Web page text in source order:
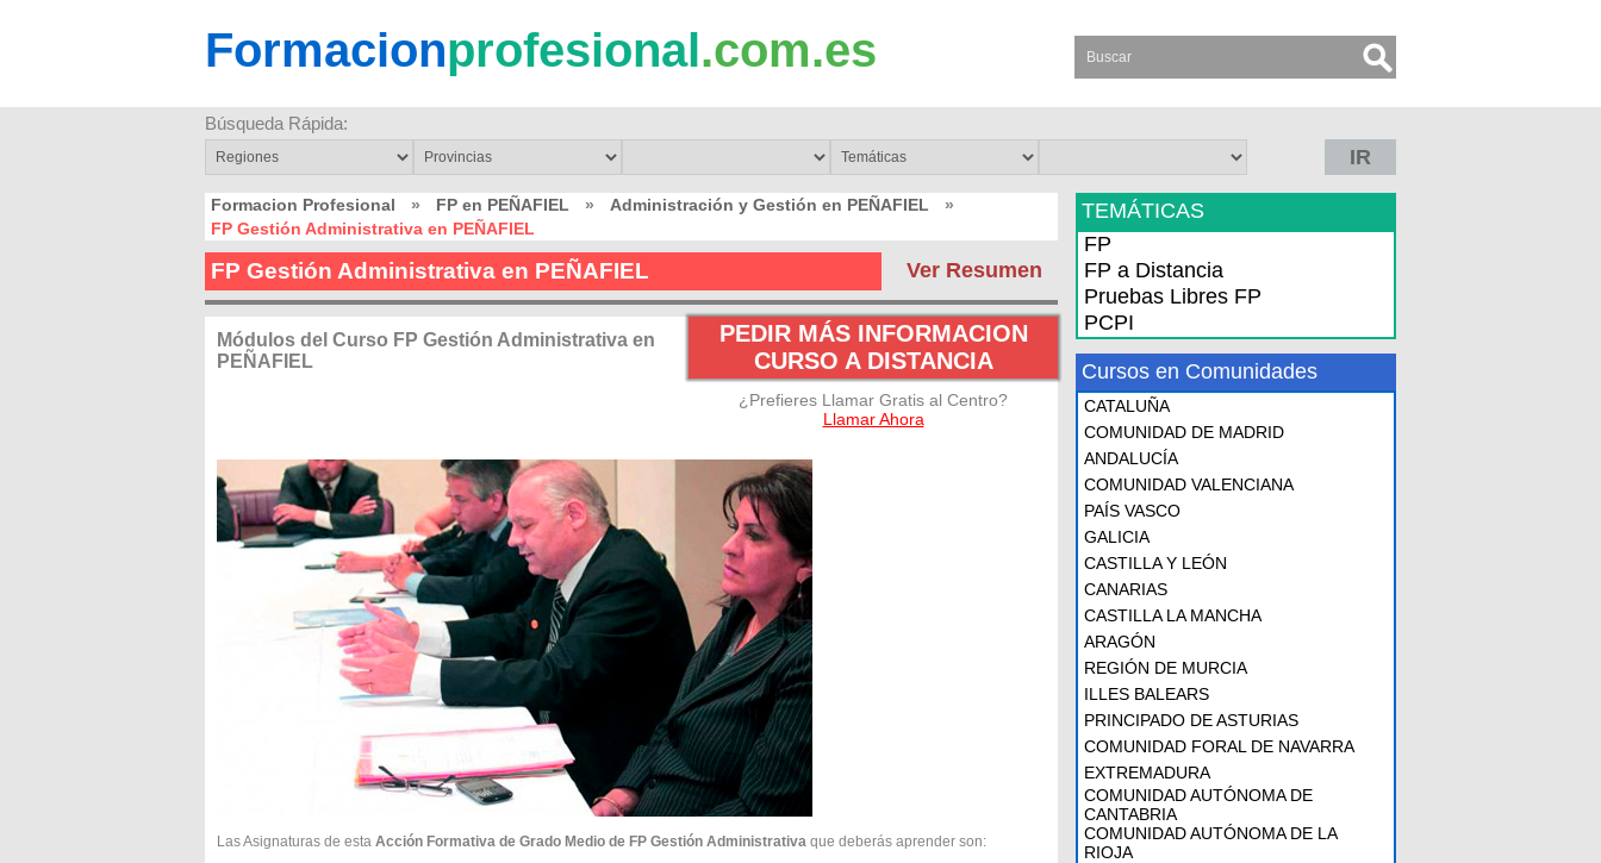
Formacionprofesional.com.es
Búsqueda Rápida:
IR
Formacion Profesional » FP en PEÑAFIEL » Administración y Gestión en PEÑAFIEL
»
FP Gestión Administrativa en PEÑAFIEL
Ver Resumen
FP Gestión Administrativa en PEÑAFIEL
PEDIR MÁS INFORMACION
CURSO A DISTANCIA
¿Prefieres Llamar Gratis al Centro?
Llamar Ahora
Módulos del Curso FP Gestión Administrativa en
PEÑAFIEL
Las Asignaturas de esta Acción Formativa de Grado Medio de FP Gestión Administrativa que deberás aprender son:
TEMÁTICAS
FP
FP a Distancia
Pruebas Libres FP
PCPI
Cursos en Comunidades
CATALUÑA
COMUNIDAD DE MADRID
ANDALUCÍA
COMUNIDAD VALENCIANA
PAÍS VASCO
GALICIA
CASTILLA Y LEÓN
CANARIAS
CASTILLA LA MANCHA
ARAGÓN
REGIÓN DE MURCIA
ILLES BALEARS
PRINCIPADO DE ASTURIAS
COMUNIDAD FORAL DE NAVARRA
EXTREMADURA
COMUNIDAD AUTÓNOMA DE
CANTABRIA
COMUNIDAD AUTÓNOMA DE LA
RIOJA